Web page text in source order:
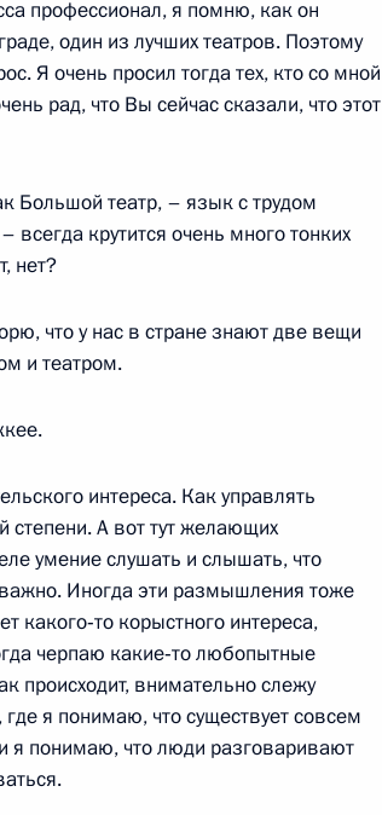
с юбилеем
рождения
профессионал, я помню, как он
один из лучших театров. Поэтому
Я очень просил тогда тех, кто со мной
рад, что Вы сейчас сказали, что этот
Большой театр, – язык с трудом
крутится очень много тонких
нет?
что у нас в стране знают две вещи
и театром.
интереса. Как управлять
А вот тут желающих
умение слушать и слышать, что
Иногда эти размышления тоже
какого‑то корыстного интереса,
черпаю какие‑то любопытные
происходит, внимательно слежу
я понимаю, что существует совсем
и я понимаю, что люди разговаривают